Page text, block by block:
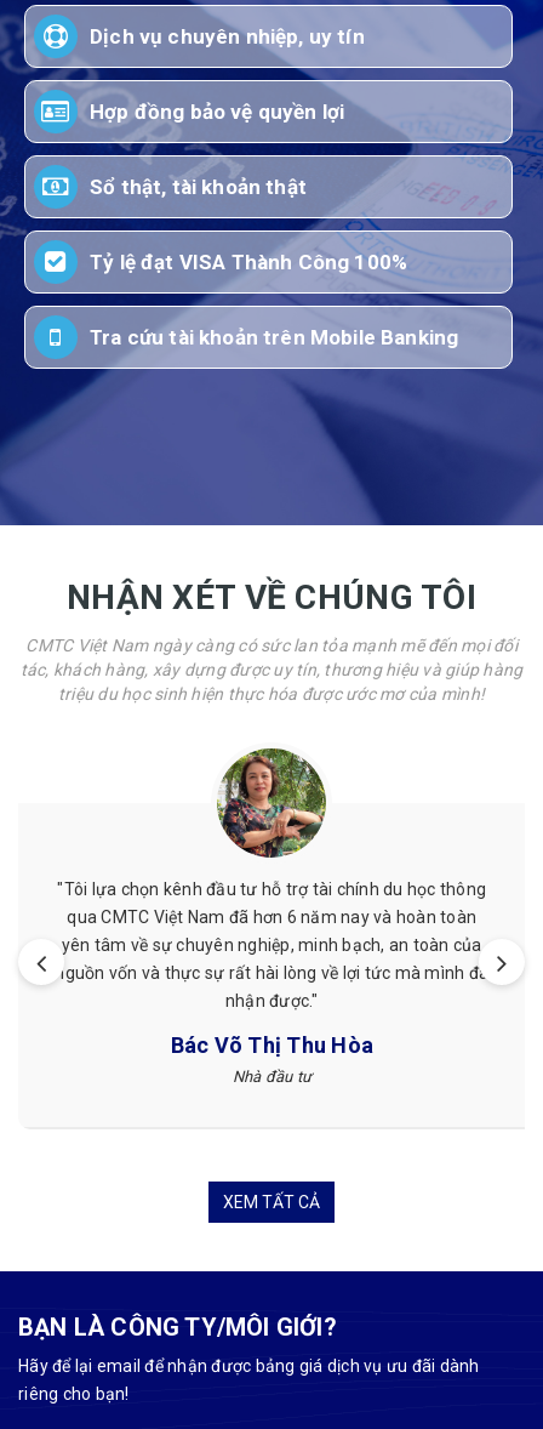
Dịch vụ chuyên nhiệp, uy tín
Hợp đồng bảo vệ quyền lợi
Sổ thật, tài khoản thật
Tỷ lệ đạt VISA Thành Công 100%
Tra cứu tài khoản trên Mobile Banking
NHẬN XÉT VỀ CHÚNG TÔI
CMTC Việt Nam ngày càng có sức lan tỏa mạnh mẽ đến mọi đối
tác, khách hàng, xây dựng được uy tín, thương hiệu và giúp hàng
triệu du học sinh hiện thực hóa được ước mơ của mình!
"Tôi lựa chọn kênh đầu tư hỗ trợ tài chính du học thông
qua CMTC Việt Nam đã hơn 6 năm nay và hoàn toàn
yên tâm về sự chuyên nghiệp, minh bạch, an toàn của
nguồn vốn và thực sự rất hài lòng về lợi tức mà mình đã
nhận được."
Bác Võ Thị Thu Hòa
Nhà đầu tư
XEM TẤT CẢ
BẠN LÀ CÔNG TY/MÔI GIỚI?
Hãy để lại email để nhận được bảng giá dịch vụ ưu đãi dành
riêng cho bạn!